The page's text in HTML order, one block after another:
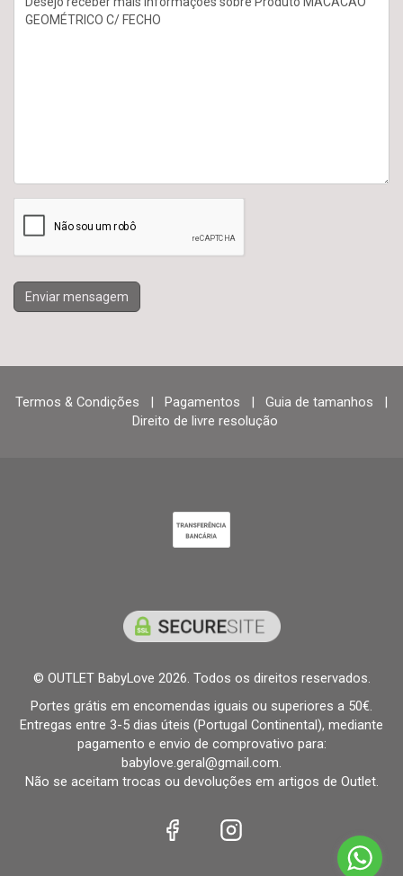
Enviar mensagem
Termos & Condições Pagamentos Guia de tamanhos
Direito de livre resolução
© OUTLET BabyLove 2026. Todos os direitos reservados.
Portes grátis em encomendas iguais ou superiores a 50€.
Entregas entre 3-5 dias úteis (Portugal Continental), mediante
pagamento e envio de comprovativo para:
babylove.geral@gmail.com.
Não se aceitam trocas ou devoluções em artigos de Outlet.